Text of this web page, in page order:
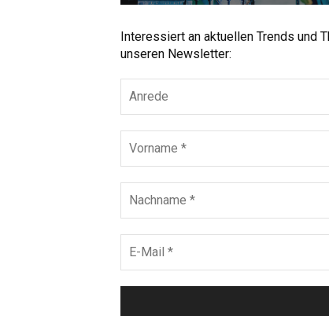
Interessiert an aktuellen Trends und
unseren Newsletter: